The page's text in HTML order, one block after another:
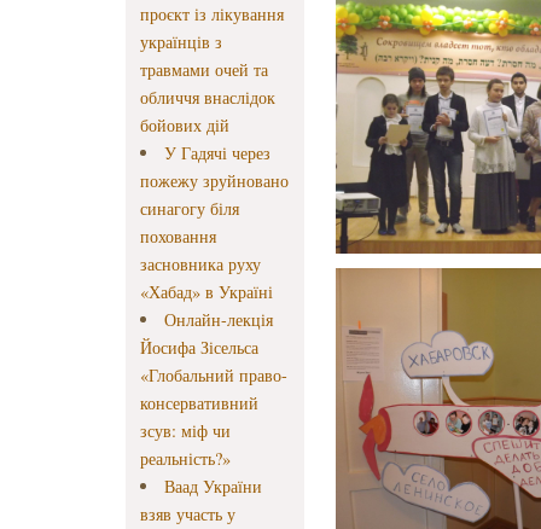
проєкт із лікування
українців з
травмами очей та
обличчя внаслідок
бойових дій
У Гадячі через
пожежу зруйновано
синагогу біля
поховання
засновника руху
«Хабад» в Україні
Онлайн-лекція
Йосифа Зісельса
«Глобальний право-
консервативний
зсув: міф чи
реальність?»
Ваад України
взяв участь у